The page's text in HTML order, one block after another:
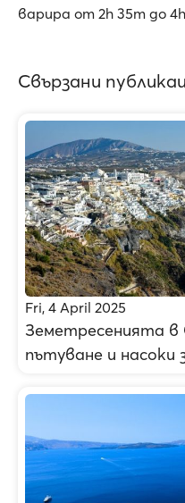
варира от 2h 35m до
Свързани
Fri, 4 April 2025
Земетресенията в
пътуване и насоки